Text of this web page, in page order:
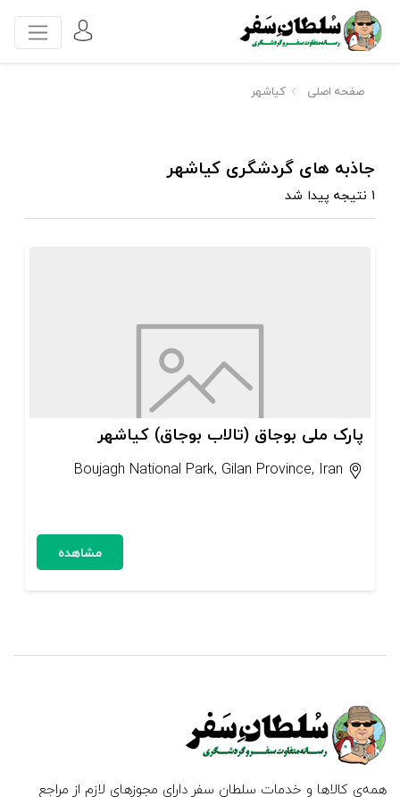
صفحه اصلی کیاشهر
جاذبه های گردشگری کیاشهر
1 نتیجه پیدا شد
پارک ملی بوجاق (تالاب بوجاق) کیاشهر
مشاهده
همه‌ی کالاها و خدمات سلطان سفر دارای مجوزهای لازم از مراجع